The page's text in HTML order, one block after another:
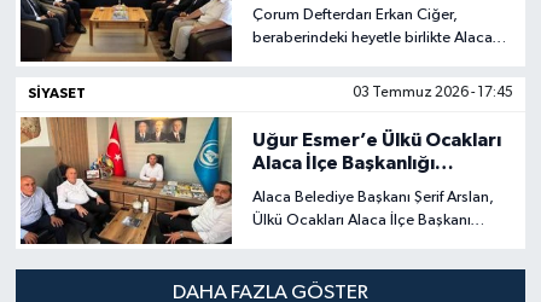
Çorum Defterdarı Erkan Ciğer,
beraberindeki heyetle birlikte Alaca
SIYASET 03 Temmuz 2026 - 17:45
Uğur Esmer’e Ülkü Ocakları
Alaca İlçe Başkanlığı
Alaca Belediye Başkanı Şerif Arslan,
Ülkü Ocakları Alaca İlçe Başkanı
DAHA FAZLA GÖSTER